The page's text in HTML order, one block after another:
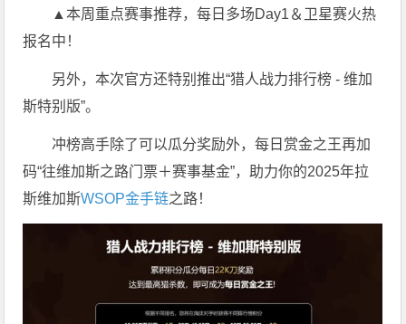
▲本周重点赛事推荐，每日多场Day1＆卫星赛火热
报名中！
另外，本次官方还特别推出“猎人战力排行榜 - 维加
斯特别版”。
冲榜高手除了可以瓜分奖励外，每日赏金之王再加
码“往维加斯之路门票＋赛事基金”，助力你的2025年拉
斯维加斯WSOP金手链之路！